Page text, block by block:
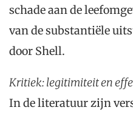
schade aan de
van de substantiële
door Shell.
Kritiek: legitimiteit en
In de literatuur zijn